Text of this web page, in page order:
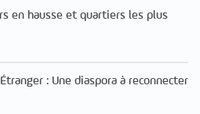
en hausse et quartiers les plus
: Une diaspora à reconnecter